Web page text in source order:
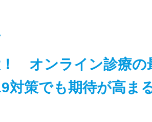
オンライン診療の
対策でも期待が高ま